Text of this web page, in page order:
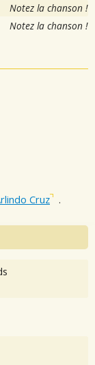
Notez la chanson !
Notez la chanson !
Cruz .